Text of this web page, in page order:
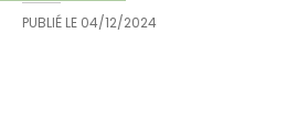
PUBLIÉ LE 04/12/2024